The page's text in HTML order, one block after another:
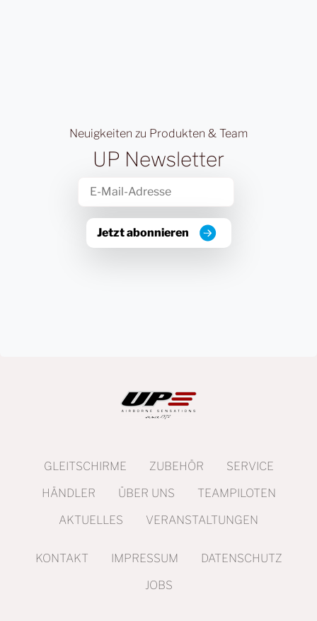
Neuigkeiten zu Produkten & Team
UP Newsletter
Jetzt abonnieren
GLEITSCHIRME ZUBEHÖR
SERVICE
HÄNDLER
ÜBER UNS
TEAMPILOTEN
AKTUELLES
VERANSTALTUNGEN
KONTAKT IMPRESSUM
DATENSCHUTZ
JOBS